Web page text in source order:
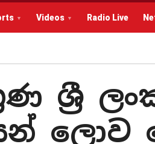
Videos Radio Live
ශ්‍රී
ලොව